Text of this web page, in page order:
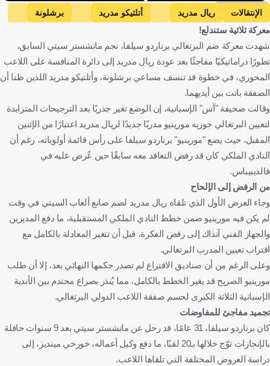
Getty Images
الإنتقالات ريال مدريد أتلتيكو مدريد
برشلونة
جوزيه مورينيو
البرتغال
كرة قدم
معركة ثلاثية ستندلع!
شهدت معركة ضم البرتغالي برناردو سيلفا، نجم مانشستر سيتي السابق،
تطورًا دراماتيكيًا مفاجئًا بعد عودة ريال مدريد إلى دائرة المنافسة على اللاعب
المحوري، في خطوة قد تنسف مساعي برشلونة، وأتلتيكو مدريد اللذين ظنا أن
الصفقة باتت بين أيديهما.
وقالت صحيفة "آس" الإسبانية، إن الوضع تغير جذريًا بعد الترجيحات المتزايدة
لتعيين البرتغالي جوزيه مورينيو مدربًا جديدًا لريال مدريد اعتبارًا من الإثنين
المقبل، حيث يضع "مورينيو" برناردو سيلفا على رأس قائمة أولوياته، رغم أن
النادي الملكي كان قد رفض التعاقد معه سابقًا حين عُرض عليه في
فالديبيباس.
من الرفض إلى الإلحاح
وجاء العرض الأول الذي تلقاه ريال مدريد لضم صانع ألعاب السيتي في وقت
لم يكن فيه مورينيو ضمن خطط النادي الملكي المستقبلية، ما دفع المديرين
والجهاز الفني آنذاك إلى رفض الفكرة، قبل أن تتغير المعادلة بالكامل مع
اقتراب تعيين المدرب البرتغالي.
وعلى الرغم من أن صناديق الاقتراع لم تصدر حكمها النهائي بعد، إلا أن طلب
مورينيو الصريح قد يغير الخطط بالكامل، مما يُنذر بصراع محتدم بين الأندية
الإسبانية الثلاثة الكبرى لحسم صفقة اللاعب الدولي البرتغالي.
تجميد مفاجئ للمفاوضات
كان برناردو سيلفا، 31 عامًا، قد رحل عن مانشستر سيتي بعد 9 سنوات حافلة
بالإنجازات توّج خلالها بـ20 لقبًا، ما دفع وكيل أعماله، خورخي مينديز، إلى
دراسة العروض المختلفة التي تلقاها اللاعب.